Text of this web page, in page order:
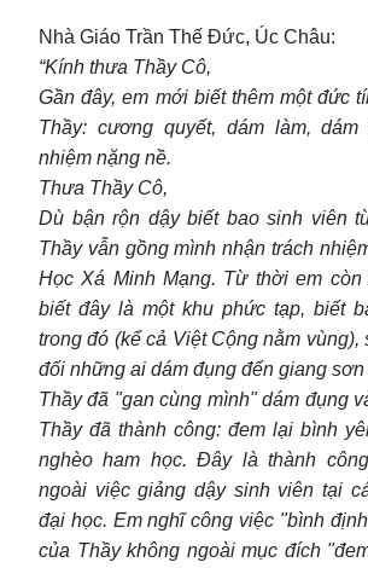
Nhà Giáo Trần Thế Đức, Úc Châu:
“Kính thưa Thầy Cô,
Gần đây, em mới biết thêm một đức
Thầy: cương quyết, dám làm,
nhiệm nặng nề.
Thưa Thầy Cô,
Dù bận rộn dậy biết bao sinh viên
Thầy vẫn gồng mình nhận trách
Học Xá Minh Mạng. Từ thời em
biết đây là một khu phức tạp, biết
trong đó (kể cả Việt Cộng nằm vùng),
đối những ai dám đụng đến giang sơn
Thầy đã "gan cùng mình" dám đụng
Thầy đã thành công: đem lại bình
nghèo ham học. Đây là thành
ngoài việc giảng dậy sinh viên tại
đại học. Em nghĩ công việc "bình
của Thầy không ngoài mục đích